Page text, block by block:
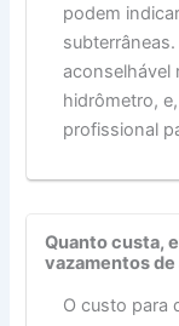
podem
aconselhável
hidrômetro,
profissional
Quanto custa,
vazamentos de
O custo para